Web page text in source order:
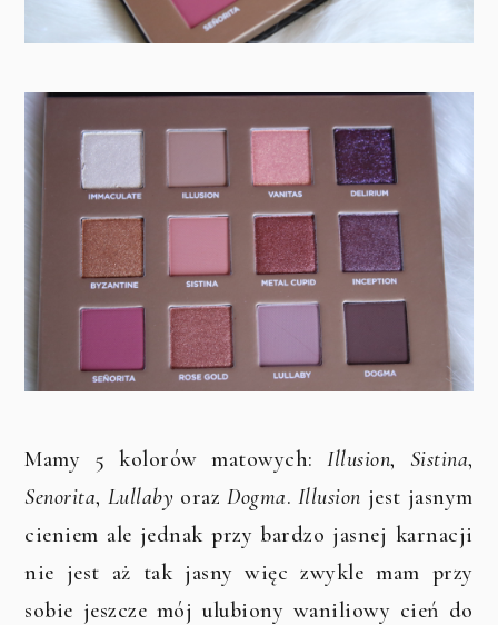
Mamy 5 kolorów matowych:Illusion, Sistina,
Senorita, Lullaby orazDogma. Illusion jest jasnym
cieniem ale jednak przy bardzo jasnej karnacji
nie jest aż tak jasny więc zwykle mam przy
sobie jeszcze mój ulubiony waniliowy cień do